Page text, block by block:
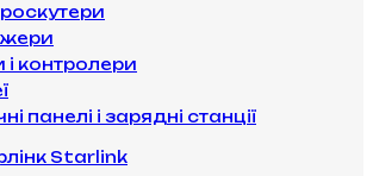
і контролери
панелі і зарядні станції
Starlink